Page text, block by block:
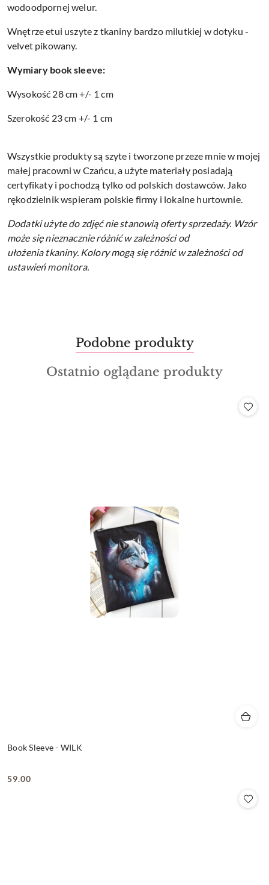
wodoodpornej welur.
Wnętrze etui uszyte z tkaniny bardzo milutkiej w dotyku -
velvet pikowany.
Wymiary book sleeve:
Wysokość 28 cm +/- 1 cm
Szerokość 23 cm +/- 1 cm
Wszystkie produkty są szyte i tworzone przeze mnie w mojej
małej pracowni w Czańcu, a użyte materiały posiadają
certyfikaty i pochodzą tylko od polskich dostawców. Jako
rękodzielnik wspieram polskie firmy i lokalne hurtownie.
Dodatki użyte do zdjęć nie stanowią oferty sprzedaży. Wzór
może się nieznacznie różnić w zależności od
ułożenia tkaniny. Kolory mogą się różnić w zależności od
ustawień monitora.
Pomiń karuzelę produktów
Produkty
o
statusie:
Podobne produkty
Produkty
Ostatnio oglądane produkty
Book Sleeve - WILK
Cena:
59.00